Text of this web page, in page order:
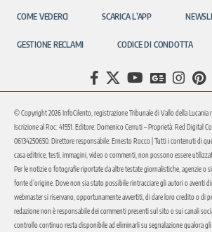
COME VEDERCI SCARICA L’APP
GESTIONE RECLAMI CODICE DI CONDOTTA
© Copyright 2026 InfoCilento, registrazione Tribunale di Vallo della Lucania
Iscrizione al Roc: 41551. Editore: Domenico Cerruti – Proprietà: Red Digital
06134250650. Direttore responsabile: Ernesto Rocco | Tutti i contenuti di
casa editrice, testi, immagini, video o commenti, non possono essere
Per le notizie o fotografie riportate da altre testate giornalistiche, agenzie o
fonte d’origine. Dove non sia stato possibile rintracciare gli autori o aventi
webmaster si riservano, opportunamente avvertiti, di dare loro credito o di
redazione non è responsabile dei commenti presenti sul sito o sui canali
controllo continuo resta disponibile ad eliminarli su segnalazione qualora